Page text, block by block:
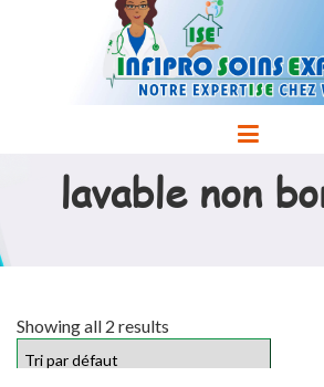
lavable non
Showing all 2 results